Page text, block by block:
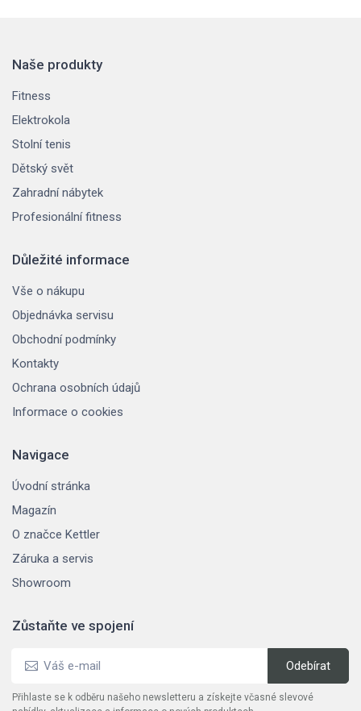
Naše produkty
Fitness
Elektrokola
Stolní tenis
Dětský svět
Zahradní nábytek
Profesionální fitness
Důležité informace
Vše o nákupu
Objednávka servisu
Obchodní podmínky
Kontakty
Ochrana osobních údajů
Informace o cookies
Navigace
Úvodní stránka
Magazín
O značce Kettler
Záruka a servis
Showroom
Zůstaňte ve spojení
Přihlaste se k odběru našeho newsletteru a získejte včasné slevové